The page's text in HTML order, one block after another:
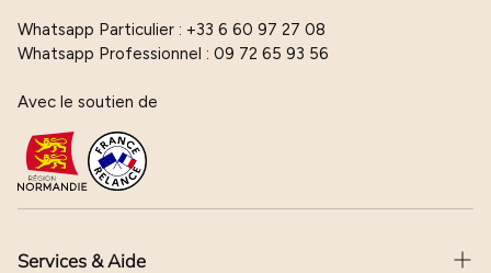
Whatsapp Particulier : +33 6 60 97 27 08
Whatsapp Professionnel : 09 72 65 93 56
Avec le soutien de
Services & Aide